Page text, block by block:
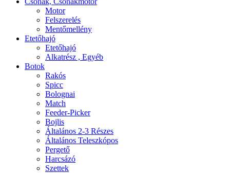
Motor
Felszerelés
Mentőmellény
Etetőhajó
Etetőhajó
Alkatrész , Egyéb
Botok
Rakós
Spicc
Bolognai
Match
Feeder-Picker
Bojlis
Általános 2-3 Részes
Általános Teleszkópos
Pergető
Harcsázó
Szettek